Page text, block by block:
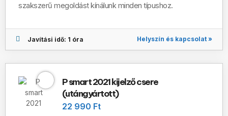
szakszerű megoldást kínálunk minden típushoz.
Javítási idő: 1 óra Helyszín és kapcsolat »
P smart 2021 kijelző csere
(utángyártott)
22 990 Ft